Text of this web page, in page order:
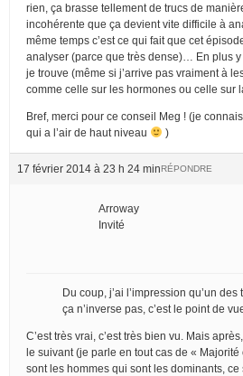
rien, ça brasse tellement de trucs de
incohérente que ça devient vite difficile à
même temps c’est ce qui fait que cet
analyser (parce que très dense)… En plus
je trouve (même si j’arrive pas vraiment à
comme celle sur les hormones ou celle sur
Bref, merci pour ce conseil Meg ! (je
qui a l’air de haut niveau
)
17 février 2014 à 23 h 24 minRÉPONDRE
Arroway
Invité
Du coup, j’ai l’impression qu’un
ça n’inverse pas, c’est le point de
C’est très vrai, c’est très bien vu. Mais
le suivant (je parle en tout cas de « Majorité
sont les hommes qui sont les dominants,